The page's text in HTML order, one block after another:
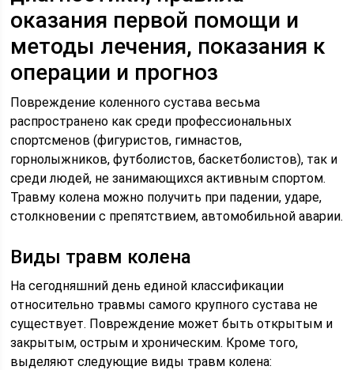
оказания первой помощи и
методы лечения, показания к
операции и прогноз
Повреждение коленного сустава весьма
распространено как среди профессиональных
спортсменов (фигуристов, гимнастов,
горнолыжников, футболистов, баскетболистов), так и
среди людей, не занимающихся активным спортом.
Травму колена можно получить при падении, ударе,
столкновении с препятствием, автомобильной аварии.
Виды травм колена
На сегодняшний день единой классификации
относительно травмы самого крупного сустава не
существует. Повреждение может быть открытым и
закрытым, острым и хроническим. Кроме того,
выделяют следующие виды травм колена: